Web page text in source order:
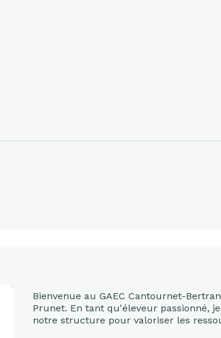
Bienvenue au GAEC Cantournet-
Prunet. En tant qu'éleveur passionné,
notre structure pour valoriser les